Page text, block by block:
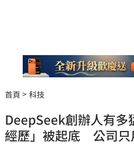
首頁 科技
DeepSeek創辦人有多
經歷」被起底 公司只